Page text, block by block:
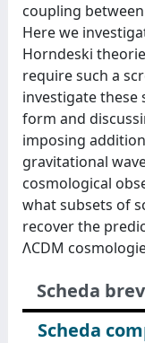
coupling
Here we
Horndeski
require such a
investigate these
form and
imposing
gravitational
cosmological
what subsets of
recover the
ΛCDM
Scheda
Scheda